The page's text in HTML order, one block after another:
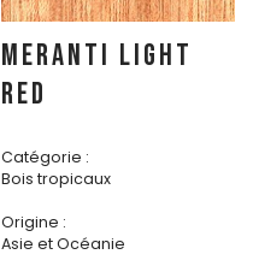
MERANTI LIGHT
RED
Catégorie :
Bois tropicaux
Origine :
Asie et Océanie